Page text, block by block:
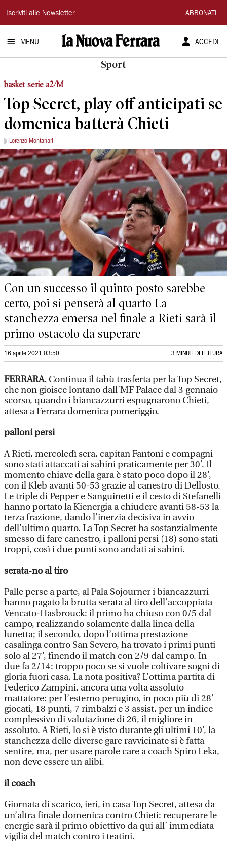
La
Nuova
Ferrara
Iscriviti alle Newsletter ABBONATI
MENU ACCEDI
Sport
basket serie a2/M
Top Secret, play off anticipati se
domenica batterà Chieti
Lorenzo Montanari
Con un successo il quinto posto sarebbe
certo, poi si penserà al quarto La
stanchezza emersa nel finale a Rieti sarà il
primo ostacolo da superare
16 aprile 2021 03:50 3 MINUTI DI LETTURA
FERRARA. Continua il tabù trasferta per la Top Secret,
che non gioisce lontano dall’MF Palace dal 3 gennaio
scorso, quando i biancazzurri espugnarono Chieti,
attesa a Ferrara domenica pomeriggio.
palloni persi
A Rieti, mercoledì sera, capitan Fantoni e compagni
sono stati attaccati ai sabini praticamente per 30’. Il
momento chiave della gara è stato poco dopo il 28’,
con il Kleb avanti 50-53 grazie al canestro di Dellosto.
Le triple di Pepper e Sanguinetti e il cesto di Stefanelli
hanno portato la Kienergia a chiudere avanti 58-53 la
terza frazione, dando l’inerzia decisiva in avvio
dell’ultimo quarto. La Top Secret ha sostanzialmente
smesso di fare canestro, i palloni persi (18) sono stati
troppi, così i due punti sono andati ai sabini.
serata-no al tiro
Palle perse a parte, al Pala Sojourner i biancazzurri
hanno pagato la brutta serata al tiro dell’accoppiata
Vencato-Hasbrouck: il primo ha chiuso con 0/5 dal
campo, realizzando solamente dalla linea della
lunetta; il secondo, dopo l’ottima prestazione
casalinga contro San Severo, ha trovato i primi punti
solo al 27’, finendo il match con 2/9 dal campo. In
due fa 2/14: troppo poco se si vuole coltivare sogni di
gloria fuori casa. La nota positiva? L’ottima partita di
Federico Zampini, ancora una volta assoluto
mattatore: per l’esterno perugino, in poco più di 28’
giocati, 18 punti, 7 rimbalzi e 3 assist, per un indice
complessivo di valutazione di 26, il migliore in
assoluto. A Rieti, lo si è visto durante gli ultimi 10’, la
stanchezza delle diverse gare ravvicinate si è fatta
sentire, ma, per usare parole care a coach Spiro Leka,
non deve essere un alibi.
il coach
Giornata di scarico, ieri, in casa Top Secret, attesa da
un’altra finale domenica contro Chieti: recuperare le
energie sarà il primo obiettivo da qui all’ immediata
vigilia del match contro i teatini.